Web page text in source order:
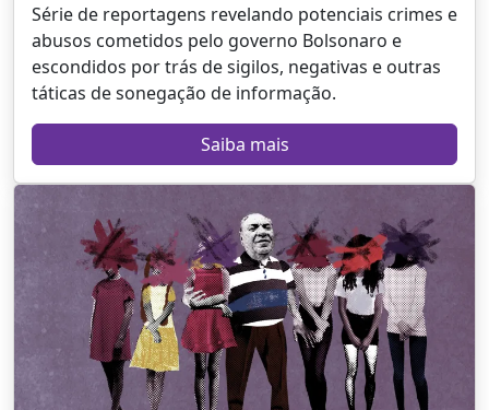
Série de reportagens revelando potenciais crimes e
abusos cometidos pelo governo Bolsonaro e
escondidos por trás de sigilos, negativas e outras
táticas de sonegação de informação.
Saiba mais